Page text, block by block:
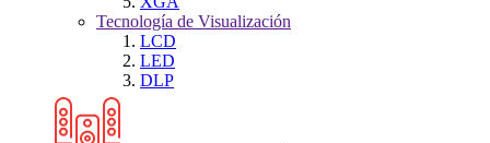
Tecnología de Visualización
LCD
LED
DLP